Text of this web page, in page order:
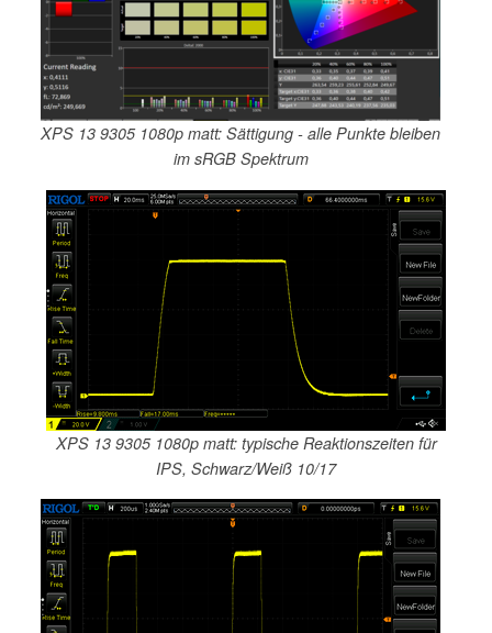
XPS 13 9305 1080p matt: Sättigung - alle Punkte bleiben
im sRGB Spektrum
XPS 13 9305 1080p matt: typische Reaktionszeiten für
IPS, Schwarz/Weiß 10/17